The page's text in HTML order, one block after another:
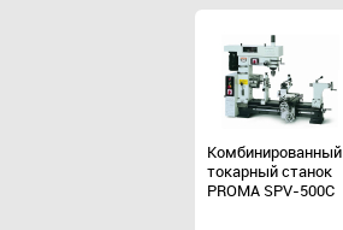
Комбинированный
токарный станок
PROMA SPV-500C